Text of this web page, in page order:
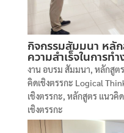
กิจกรรมสัมมนา หลัก
ความสำเร็จในการ
งาน อบรม สัมมนา, หลักสูต
คิดเชิงตรรกะ Logical
เชิงตรรกะ, หลักสูตร แนวคิด
เชิงตรรกะ